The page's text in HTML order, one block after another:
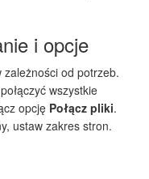
i opcje
zależności od potrzeb.
wszystkie
opcję Połącz pliki.
ustaw zakres stron.